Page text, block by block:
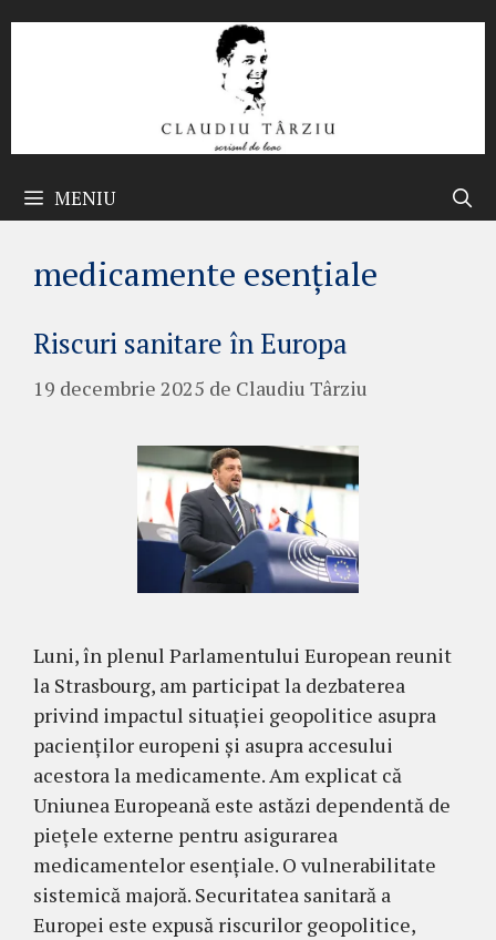
MENIU
medicamente esențiale
Riscuri sanitare în Europa
19 decembrie 2025 de Claudiu Târziu
Luni, în plenul Parlamentului European reunit
la Strasbourg, am participat la dezbaterea
privind impactul situației geopolitice asupra
pacienților europeni și asupra accesului
acestora la medicamente. Am explicat că
Uniunea Europeană este astăzi dependentă de
piețele externe pentru asigurarea
medicamentelor esențiale. O vulnerabilitate
sistemică majoră. Securitatea sanitară a
Europei este expusă riscurilor geopolitice,